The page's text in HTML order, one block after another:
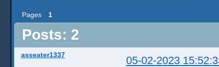
Pages 1
Posts: 2
asseater1337 05-02-2023